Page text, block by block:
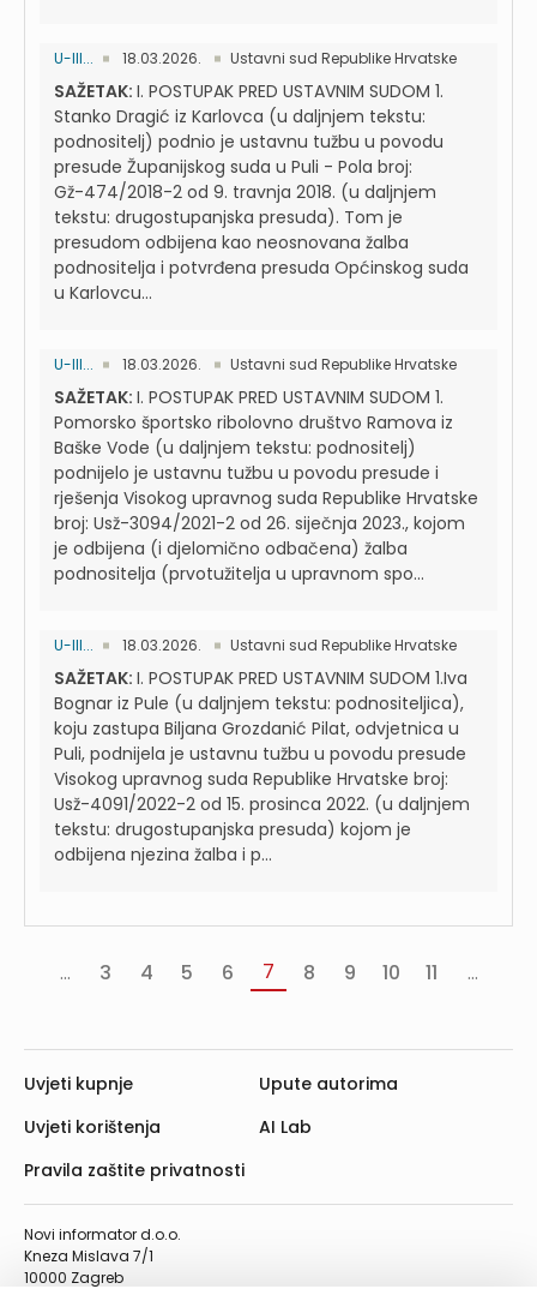
U-III... 18.03.2026. Ustavni sud Republike Hrvatske
SAŽETAK: I. POSTUPAK PRED USTAVNIM SUDOM 1.
Stanko Dragić iz Karlovca (u daljnjem tekstu:
podnositelj) podnio je ustavnu tužbu u povodu
presude Županijskog suda u Puli - Pola broj:
Gž-474/2018-2 od 9. travnja 2018. (u daljnjem
tekstu: drugostupanjska presuda). Tom je
presudom odbijena kao neosnovana žalba
podnositelja i potvrđena presuda Općinskog suda
u Karlovcu...
U-III... 18.03.2026. Ustavni sud Republike Hrvatske
SAŽETAK: I. POSTUPAK PRED USTAVNIM SUDOM 1.
Pomorsko športsko ribolovno društvo Ramova iz
Baške Vode (u daljnjem tekstu: podnositelj)
podnijelo je ustavnu tužbu u povodu presude i
rješenja Visokog upravnog suda Republike Hrvatske
broj: Usž-3094/2021-2 od 26. siječnja 2023., kojom
je odbijena (i djelomično odbačena) žalba
podnositelja (prvotužitelja u upravnom spo...
U-III... 18.03.2026. Ustavni sud Republike Hrvatske
SAŽETAK: I. POSTUPAK PRED USTAVNIM SUDOM 1.Iva
Bognar iz Pule (u daljnjem tekstu: podnositeljica),
koju zastupa Biljana Grozdanić Pilat, odvjetnica u
Puli, podnijela je ustavnu tužbu u povodu presude
Visokog upravnog suda Republike Hrvatske broj:
Usž-4091/2022-2 od 15. prosinca 2022. (u daljnjem
tekstu: drugostupanjska presuda) kojom je
odbijena njezina žalba i p...
... 3 4 5 6 7 8 9 10 11 ...
Novi informator d.o.o.
Kneza Mislava 7/1
10000 Zagreb
Uvjeti kupnje
Uvjeti korištenja
Pravila zaštite privatnosti
Upute autorima
AI Lab